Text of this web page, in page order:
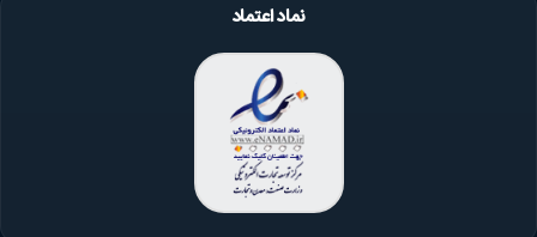
نماد اعتماد